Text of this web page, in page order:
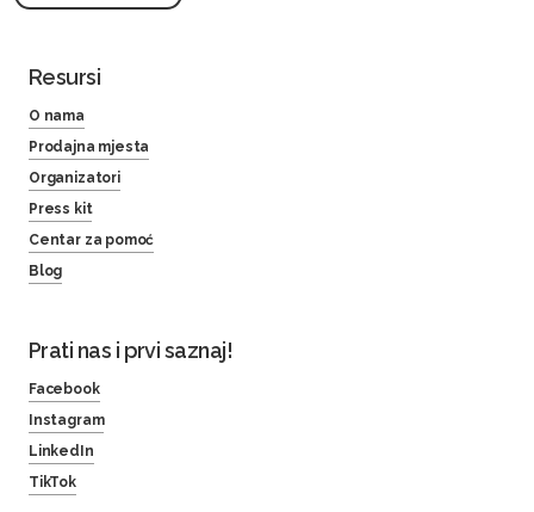
Resursi
O nama
Prodajna mjesta
Organizatori
Press kit
Centar za pomoć
Blog
Prati nas i prvi saznaj!
Facebook
Instagram
LinkedIn
TikTok